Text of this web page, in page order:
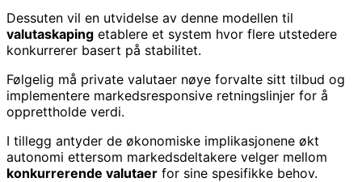
Dessuten vil en utvidelse av denne modellen til
valutaskaping etablere et system hvor flere utstedere
konkurrerer basert på stabilitet.
Følgelig må private valutaer nøye forvalte sitt tilbud og
implementere markedsresponsive retningslinjer for å
opprettholde verdi.
I tillegg antyder de økonomiske implikasjonene økt
autonomi ettersom markedsdeltakere velger mellom
konkurrerende valutaer for sine spesifikke behov.